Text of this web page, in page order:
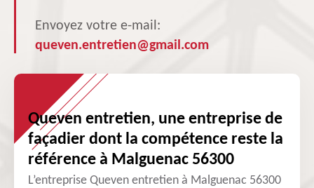
Envoyez votre e-mail:
queven.entretien@gmail.com
Queven entretien, une entreprise de
façadier dont la compétence reste la
référence à Malguenac 56300
L’entreprise Queven entretien à Malguenac 56300